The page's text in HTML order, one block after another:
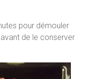
pour démouler
de le conserver